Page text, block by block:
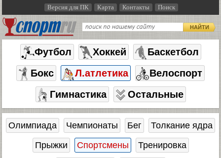
Версия для ПК Карта Контакты Поиск
НАЙТИ
Футбол Хоккей
Баскетбол
Бокс
Л.атлетика
Велоспорт
Гимнастика
Остальные
Олимпиада Чемпионаты Бег
Толкание ядра
Прыжки
Спортсмены
Тренировка